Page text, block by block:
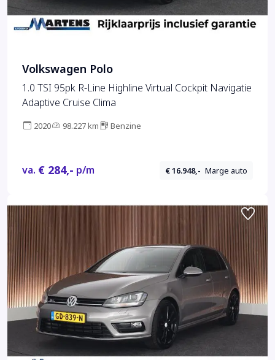
Volkswagen Polo
1.0 TSI 95pk R-Line Highline Virtual Cockpit Navigatie
Adaptive Cruise Clima
2020 98.227 km Benzine
va. € 284,- p/m € 16.948,- Marge auto